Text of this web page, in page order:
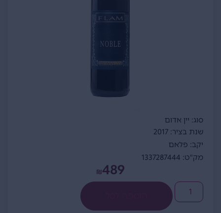
סוג: יין אדום
שנת בציר: 2017
יקב: פלאם
מק"ט: 1337287444
₪489